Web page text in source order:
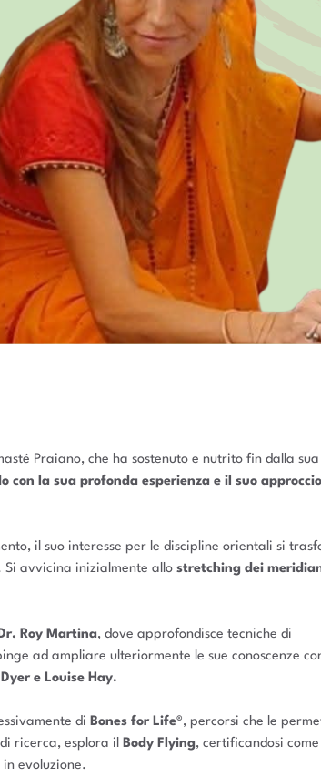
Praiano, che ha sostenuto e nutrito fin dalla
la sua profonda esperienza e il suo approccio
il suo interesse per le discipline orientali si
avvicina inizialmente allo stretching dei
Roy Martina, dove approfondisce tecniche di
ad ampliare ulteriormente le sue conoscenze
e Louise Hay.
di Bones for Life®, percorsi che le
ricerca, esplora il Body Flying, certificandosi
evoluzione.